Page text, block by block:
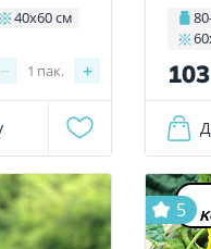
40х60 см
− +
1 пак.
5